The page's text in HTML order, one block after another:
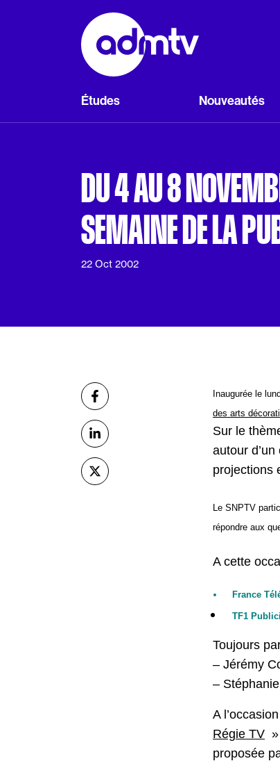
Aller au contenu principal
Études Nouveautés
DU 4 AU 8
SEMAINE DE LA
22 Oct 2002
Partager
sur Facebook
sur Linkedin
sur X (Twitter)
Inaugurée le
des arts
Sur le
autour
projections
Le SNPTV
répondre aux
A cette
France
TF1
Toujours
– Jérémy
–
A
Régie TV
proposée